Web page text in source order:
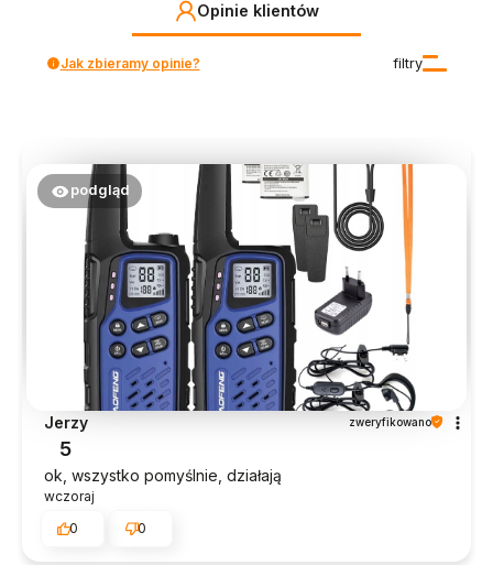
Opinie klientów
filtry
Jak zbieramy opinie?
podgląd
Jerzy zweryfikowano
5
ok, wszystko pomyślnie, działają
wczoraj
0
0